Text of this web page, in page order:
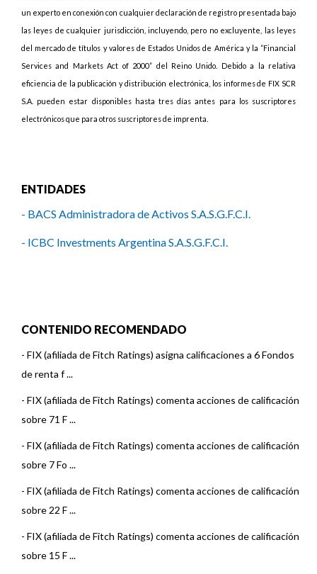
un experto en conexión con cualquier declaración de registro presentada bajo
las leyes de cualquier jurisdicción, incluyendo, pero no excluyente, las leyes
del mercado de títulos y valores de Estados Unidos de América y la “Financial
Services and Markets Act of 2000” del Reino Unido. Debido a la relativa
eficiencia de la publicación y distribución electrónica, los informes de FIX SCR
S.A. pueden estar disponibles hasta tres días antes para los suscriptores
electrónicos que para otros suscriptores de imprenta.
ENTIDADES
- BACS Administradora de Activos S.A.S.G.F.C.I.
- ICBC Investments Argentina S.A.S.G.F.C.I.
CONTENIDO RECOMENDADO
- FIX (afiliada de Fitch Ratings) asigna calificaciones a 6 Fondos
de renta f ...
- FIX (afiliada de Fitch Ratings) comenta acciones de calificación
sobre 71 F ...
- FIX (afiliada de Fitch Ratings) comenta acciones de calificación
sobre 7 Fo ...
- FIX (afiliada de Fitch Ratings) comenta acciones de calificación
sobre 22 F ...
- FIX (afiliada de Fitch Ratings) comenta acciones de calificación
sobre 15 F ...